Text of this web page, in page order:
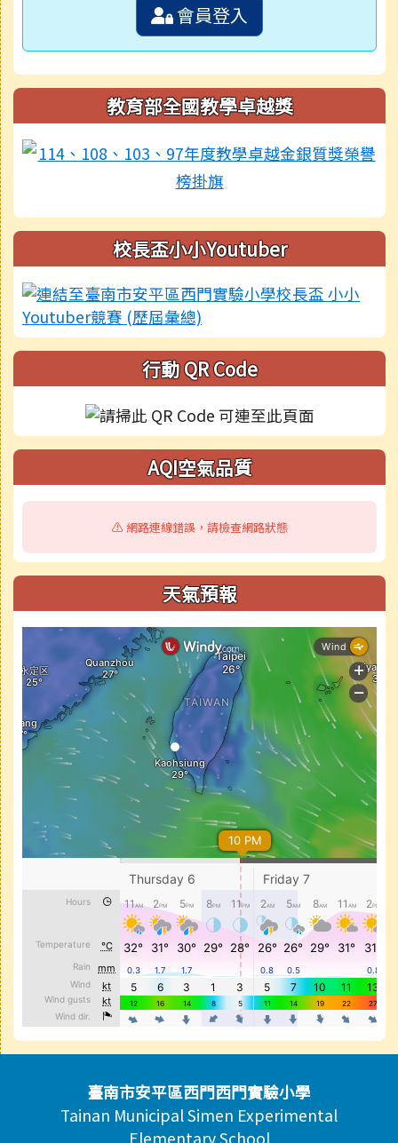
會員登入
教育部全國教學卓越獎
校長盃小小Youtuber
行動 QR Code
AQI空氣品質
⚠️ 網路連線錯誤，請檢查網路狀態
天氣預報
頁尾區域內容
臺南市安平區西門西門實驗小學
Tainan Municipal Simen Experimental
Elementary School